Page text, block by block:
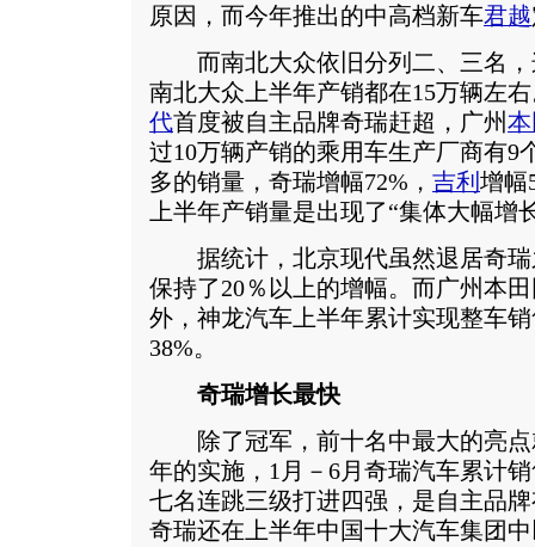
原因，而今年推出的中高档新车君越
而南北大众依旧分列二、三名，
南北大众上半年产销都在15万辆左
代首度被自主品牌奇瑞赶超，广州
过10万辆产销的乘用车生产厂商有9
多的销量，奇瑞增幅72%， 吉利 增幅
上半年产销量是出现了“集体大幅增
据统计，北京现代虽然退居奇瑞
保持了20％以上的增幅。而广州本
外，神龙汽车上半年累计实现整车
38%。
奇瑞增长最快
除了冠军，前十名中最大的亮点
年的实施，1月－6月奇瑞汽车累计
七名连跳三级打进四强，是自主品
奇瑞还在上半年中国十大汽车集团